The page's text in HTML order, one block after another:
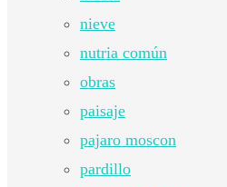
nieve
nutria común
obras
paisaje
pajaro moscon
pardillo